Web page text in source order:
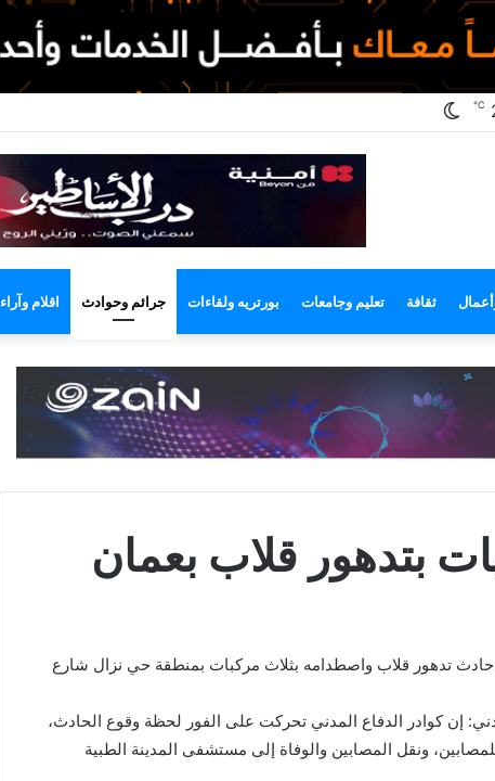
الوضع
℃
ثقافة تعليم وجامعات بورتريه ولقاءات جرائم وحوادث اقلام وآراء
5 آخرون، إثر حادث تدهور قلاب واصطدامه بثلاث مركبات بمنطقة حي نزال شارع
إن كوادر الدفاع المدني تحركت على الفور لحظة وقوع الحادث،
ونقل المصابين والوفاة إلى مستشفى المدينة الطبية